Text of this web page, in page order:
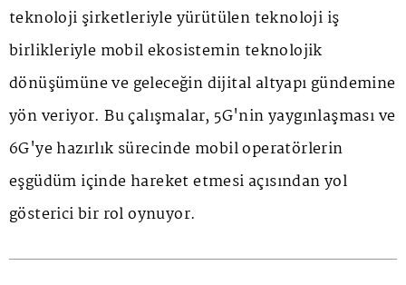
teknoloji şirketleriyle yürütülen teknoloji iş
birlikleriyle mobil ekosistemin teknolojik
dönüşümüne ve geleceğin dijital altyapı gündemine
yön veriyor. Bu çalışmalar, 5G'nin yaygınlaşması ve
6G'ye hazırlık sürecinde mobil operatörlerin
eşgüdüm içinde hareket etmesi açısından yol
gösterici bir rol oynuyor.